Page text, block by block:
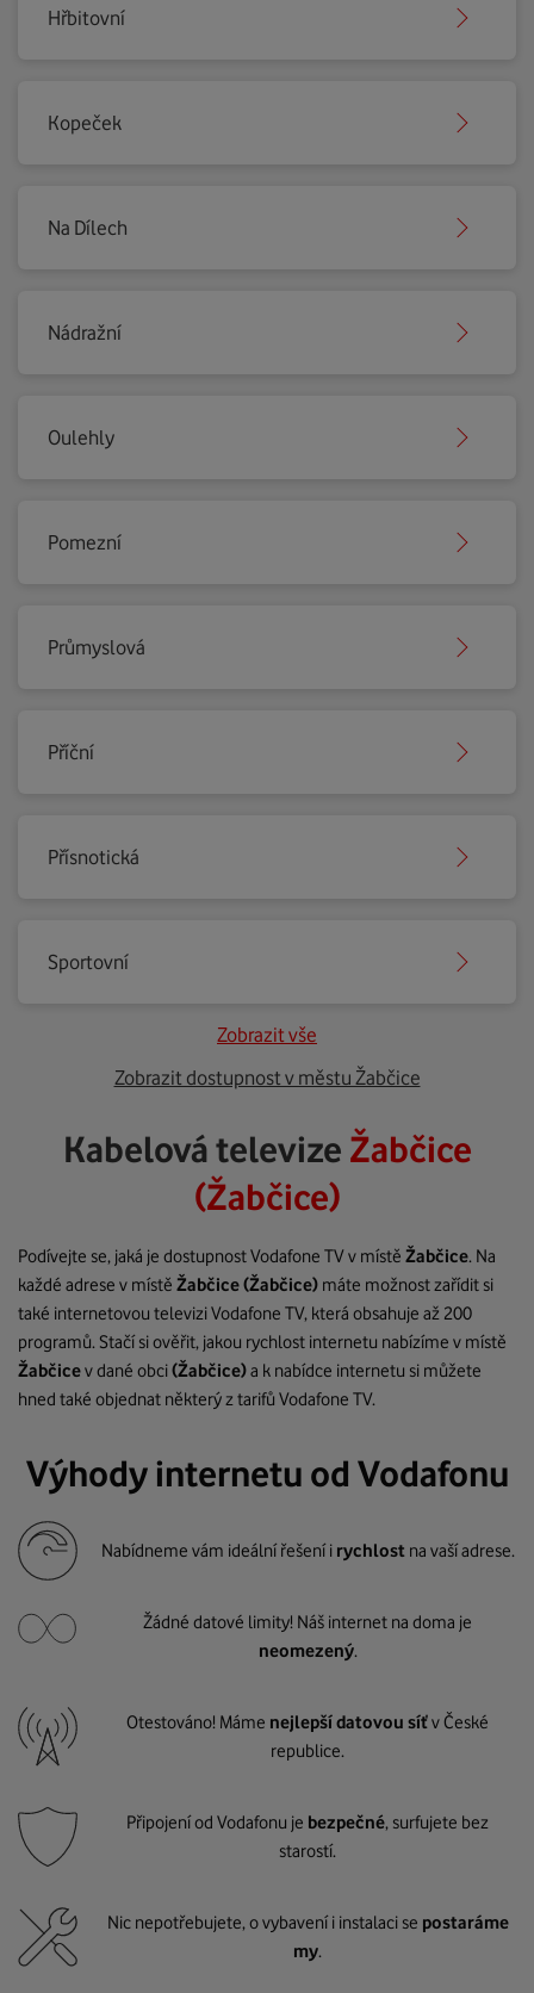
Hřbitovní
Kopeček
Na Dílech
Nádražní
Oulehly
Pomezní
Průmyslová
Příční
Přísnotická
Sportovní
Zobrazit vše
Zobrazit dostupnost v městu Žabčice
Kabelová televize Žabčice
(Žabčice)
Podívejte se, jaká je dostupnost Vodafone TV v místě Žabčice. Na
každé adrese v místě Žabčice(Žabčice) máte možnost zařídit si
také internetovou televizi Vodafone TV, která obsahuje až 200
programů. Stačí si ověřit, jakou rychlost internetu nabízíme v místě
Žabčicev dané obci(Žabčice)a k nabídce internetu si můžete
hned také objednat některý z tarifů Vodafone TV.
Výhody internetu od Vodafonu
Nabídneme vám ideální řešení i rychlost na vaší adrese.
Žádné datové limity! Náš internet na doma je
neomezený.
Otestováno! Máme nejlepší datovou síťv České
republice.
Připojení od Vodafonu je bezpečné, surfujete bez
starostí.
Nic nepotřebujete, o vybavení i instalaci se postaráme
my.